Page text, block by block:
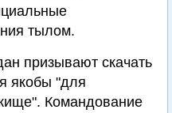
тылом.
призывают скачать
якобы "для
Командование